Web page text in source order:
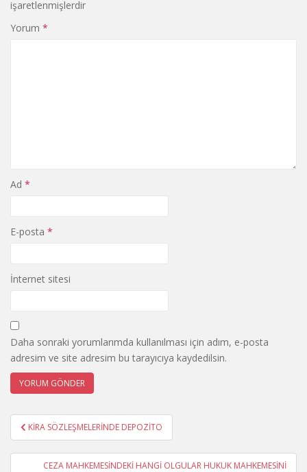
işaretlenmişlerdir
Yorum *
Ad *
E-posta *
İnternet sitesi
Daha sonraki yorumlarımda kullanılması için adım, e-posta
adresim ve site adresim bu tarayıcıya kaydedilsin.
Yazı
gezinmesi
KİRA SÖZLEŞMELERİNDE DEPOZİTO
CEZA MAHKEMESİNDEKİ HANGİ OLGULAR HUKUK MAHKEMESİNİ